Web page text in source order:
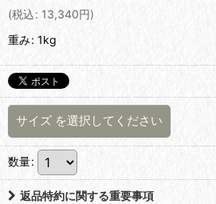
(税込: 13,340円)
重み: 1kg
サイズ を選択してください
数量:
返品特約に関する重要事項